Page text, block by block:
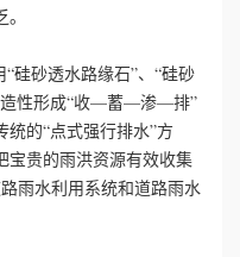
硅砂透水路缘石”、“硅砂
造性形成“收—蓄—渗—排”
的“点式强行排水”方
宝贵的雨洪资源有效收集
雨水利用系统和道路雨水